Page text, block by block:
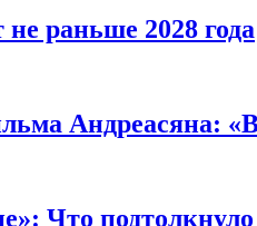
раньше 2028 года
Андреасяна:
Что